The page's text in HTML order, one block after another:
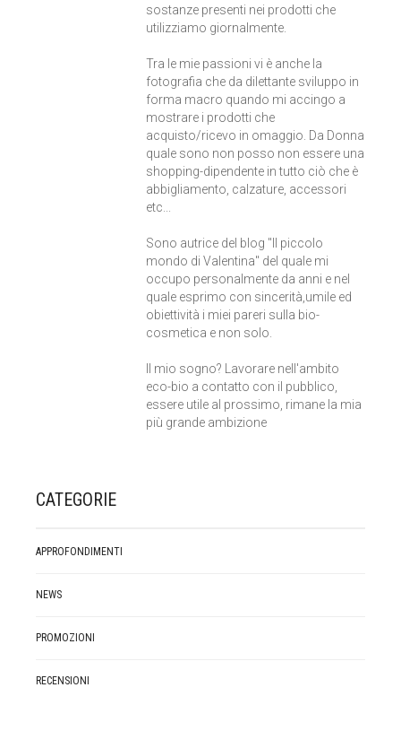
sostanze presenti nei prodotti che
utilizziamo giornalmente.
Tra le mie passioni vi è anche la
fotografia che da dilettante sviluppo in
forma macro quando mi accingo a
mostrare i prodotti che
acquisto/ricevo in omaggio. Da Donna
quale sono non posso non essere una
shopping-dipendente in tutto ciò che è
abbigliamento, calzature, accessori
etc...
Sono autrice del blog "Il piccolo
mondo di Valentina" del quale mi
occupo personalmente da anni e nel
quale esprimo con sincerità,umile ed
obiettività i miei pareri sulla bio-
cosmetica e non solo.
Il mio sogno? Lavorare nell'ambito
eco-bio a contatto con il pubblico,
essere utile al prossimo, rimane la mia
più grande ambizione
CATEGORIE
APPROFONDIMENTI
NEWS
PROMOZIONI
RECENSIONI